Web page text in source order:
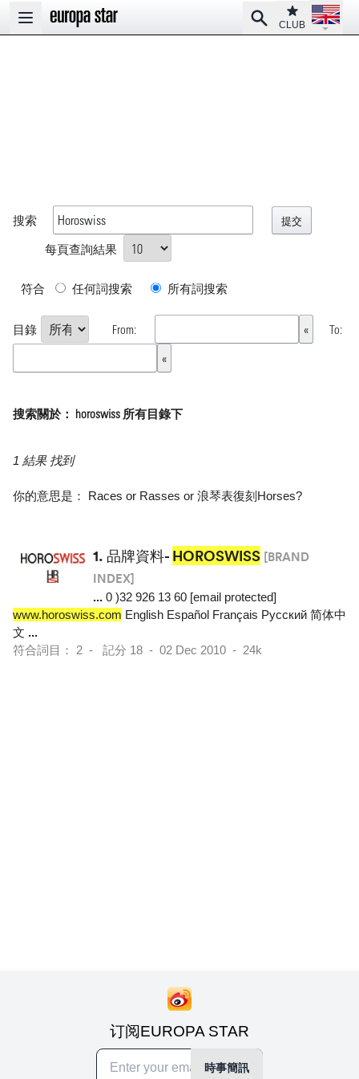
Open main menu
SearchClub
CLUB
Open
搜索
每頁查詢結果
符合 任何詞搜索 所有詞搜索
目錄 From: To:
搜索關於： horoswiss 所有目錄下
1 結果 找到
你的意思是： Races or Rasses or 浪琴表復刻Horses?
1. 品牌資料- HOROSWISS [BRAND
INDEX]
... 0 )32 926 13 60 [email protected]
www.horoswiss.com English Español Français Pусский 简体中
文 ...
符合詞目： 2 - 記分 18 - 02 Dec 2010 - 24k
订阅EUROPA STAR
時事簡訊